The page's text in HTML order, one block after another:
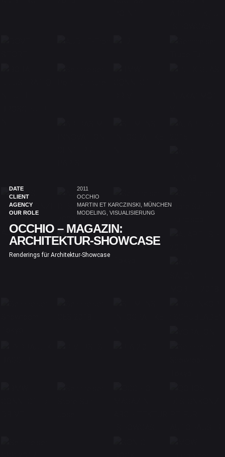
DATE
2011
CLIENT
OCCHIO
AGENCY
MARTIN ET KARCZINSKI, MÜNCHEN
OUR ROLE
MODELING, VISUALISIERUNG
OCCHIO – MAGAZIN:
ARCHITEKTUR-SHOWCASE
Renderings für Architektur-Showcase